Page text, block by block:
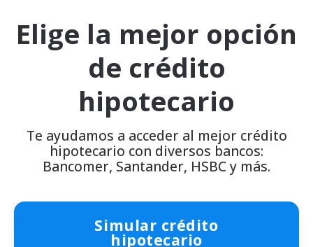
Elige la mejor opción
de crédito
hipotecario
Te ayudamos a acceder al mejor crédito
hipotecario con diversos bancos:
Bancomer, Santander, HSBC y más.
Simular crédito
hipotecario